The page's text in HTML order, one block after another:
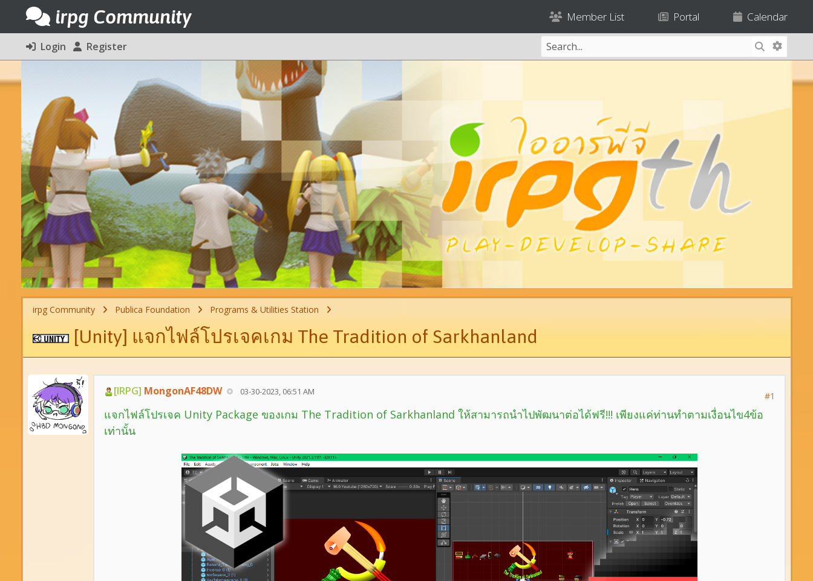
irpg Community Member List Portal Calendar
Login Register
irpg Community Publica Foundation Programs & Utilities Station
[Unity] แจกไฟล์โปรเจคเกม The Tradition of Sarkhanland
[IRPG] MongonAF48DW 03-30-2023, 06:51 AM #1
แจกไฟล์โปรเจค Unity Package ของเกม The Tradition of Sarkhanland ให้สามารถนำไปพัฒนาต่อได้ฟรี!!! เพียงแค่ท่านทำตามเงื่อนไข4ข้อ
เท่านั้น